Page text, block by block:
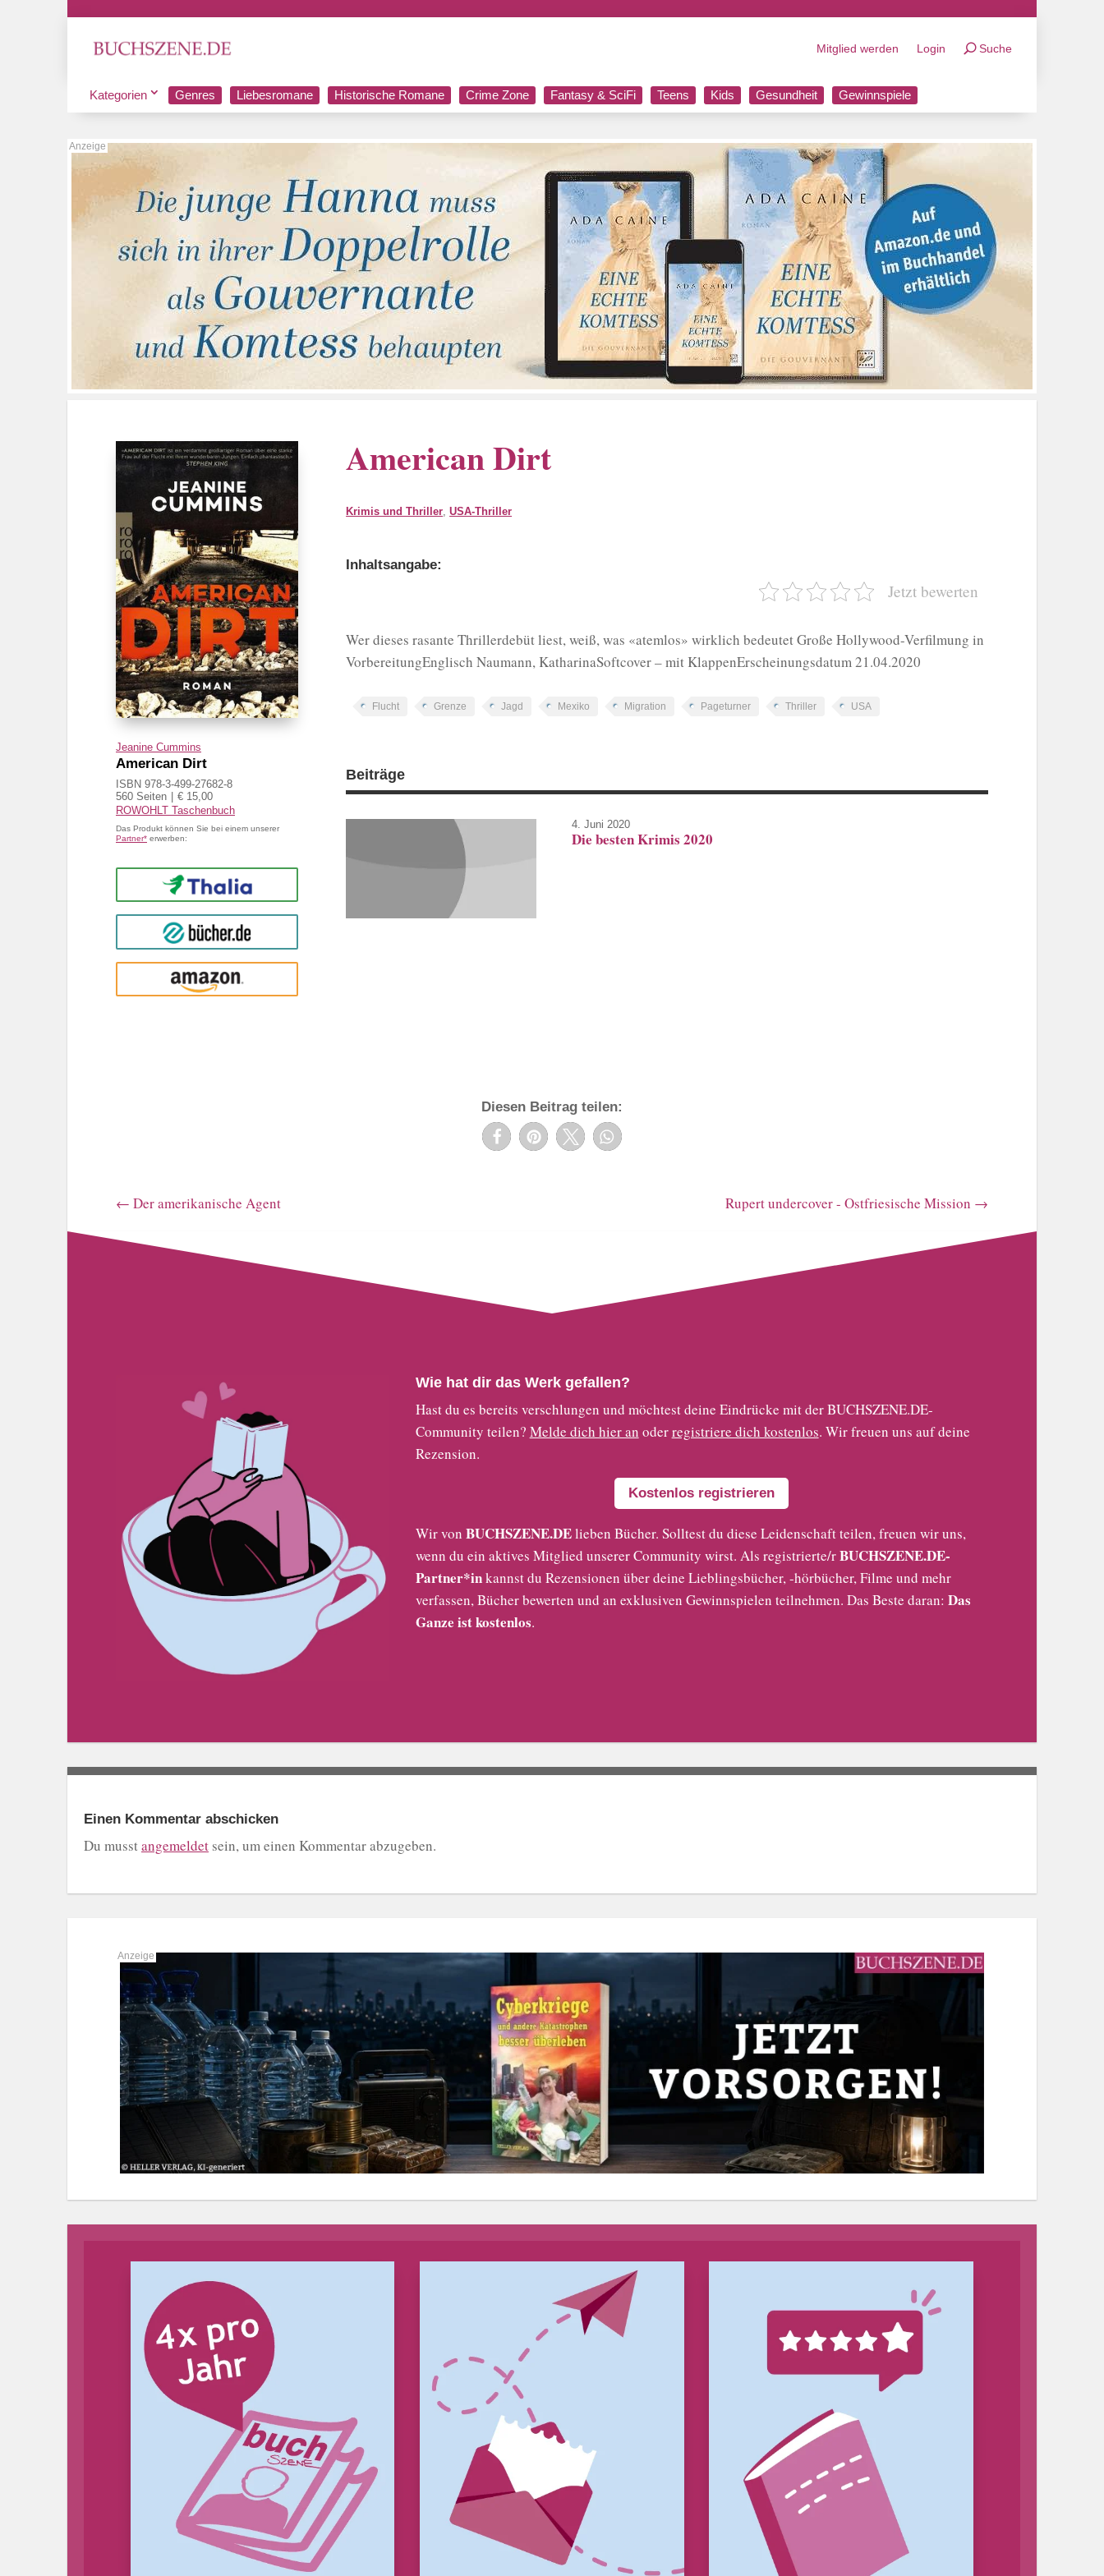
Mitglied werden Login Suche
Kategorien Genres Liebesromane Historische Romane Crime Zone Fantasy & SciFi Teens Kids Gesundheit Gewinnspiele
Jeanine Cummins
American Dirt
ISBN 978-3-499-27682-8
560 Seiten
€ 15,00
ROWOHLT Taschenbuch
Das Produkt können Sie bei einem unserer
Partner* erwerben:
Thalia
buecher.de
Amazon
American Dirt
Krimis und Thriller,USA-Thriller
Inhaltsangabe:
Jetzt bewerten
Wer dieses rasante Thrillerdebüt liest, weiß, was «atemlos» wirklich bedeutet Große Hollywood-Verfilmung in
VorbereitungEnglisch Naumann, KatharinaSoftcover – mit KlappenErscheinungsdatum 21.04.2020
Flucht Grenze Jagd Mexiko Migration Pageturner Thriller USA
Beiträge
4. Juni 2020
Die besten Krimis 2020
Diesen Beitrag teilen:
← Der amerikanische Agent Rupert undercover - Ostfriesische Mission →
Wie hat dir das Werk gefallen?
Hast du es bereits verschlungen und möchtest deine Eindrücke mit der BUCHSZENE.DE-
Community teilen? Melde dich hier an oderregistriere dich kostenlos. Wir freuen uns auf deine
Rezension.
Kostenlos registrieren
Wir von BUCHSZENE.DElieben Bücher. Solltest du diese Leidenschaft teilen, freuen wir uns,
wenn du ein aktives Mitglied unserer Community wirst. Als registrierte/rBUCHSZENE.DE-
Partner*inkannst du Rezensionen über deine Lieblingsbücher, -hörbücher, Filme und mehr
verfassen, Bücher bewerten und an exklusiven Gewinnspielen teilnehmen. Das Beste daran: Das
Ganze ist kostenlos.
Einen Kommentar abschicken
Du musstangemeldet sein, um einen Kommentar abzugeben.